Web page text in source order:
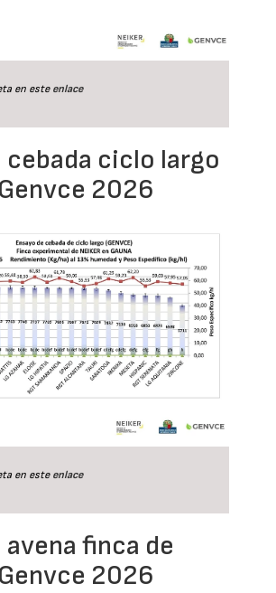
en este enlace
cebada ciclo largo
2026
en este enlace
avena finca de
2026